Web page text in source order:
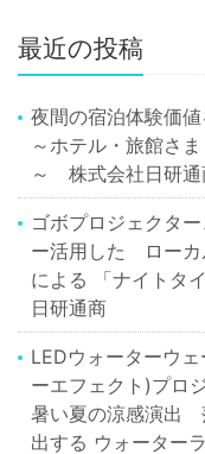
最近の投稿
夜間の宿泊体験価
～ホテル・旅館さ
～ 株式会社日研通
ゴボプロジェクタ
ー活用した ローカ
による 「ナイト
日研通商
LEDウォーターウ
ーエフェクト)プロ
暑い夏の涼感演出
出する ウォーター